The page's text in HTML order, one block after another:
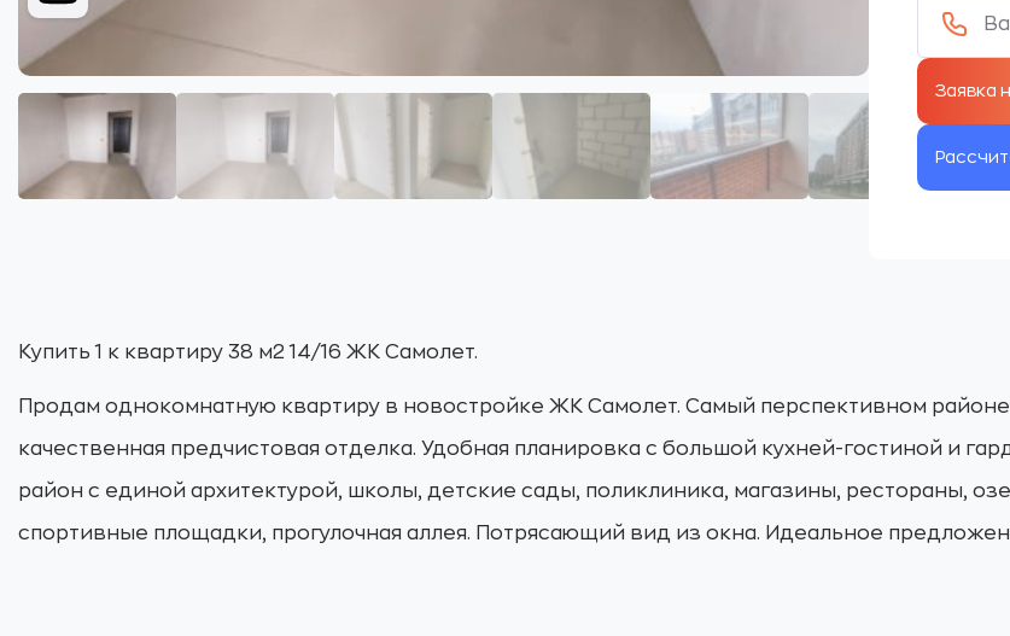
Купить 1 к квартиру 38 м2 14/16 ЖК Самолет.
Продам однокомнатную квартиру в новостройке ЖК Самолет. Самый перспективном
качественная предчистовая отделка. Удобная планировка с большой кухней-гостиной и
район с единой архитектурой, школы, детские сады, поликлиника, магазины, рестораны,
спортивные площадки, прогулочная аллея. Потрясающий вид из окна. Идеальное